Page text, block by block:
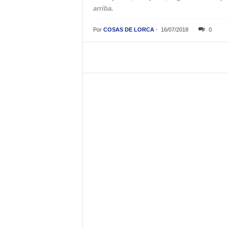
arriba.
Por COSAS DE LORCA- 16/07/2018 0